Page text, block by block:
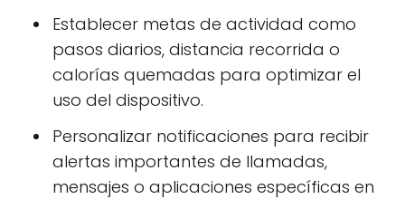
Establecer metas de actividad como
pasos diarios, distancia recorrida o
calorías quemadas para optimizar el
uso del dispositivo.
Personalizar notificaciones para recibir
alertas importantes de llamadas,
mensajes o aplicaciones específicas en